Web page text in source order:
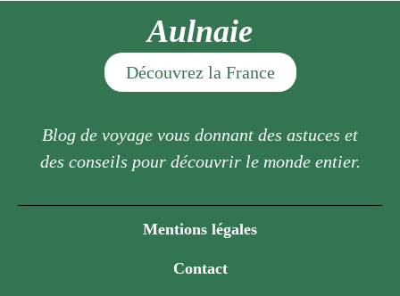
Aulnaie
Découvrez la France
Blog de voyage vous donnant des astuces et
des conseils pour découvrir le monde entier.
Mentions légales
Contact